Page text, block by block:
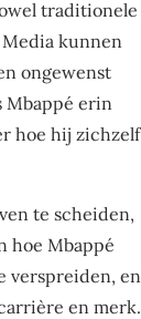
traditionele
Media kunnen
ongewenst
Mbappé erin
hoe hij zichzelf
te scheiden,
hoe Mbappé
verspreiden, en
en merk.